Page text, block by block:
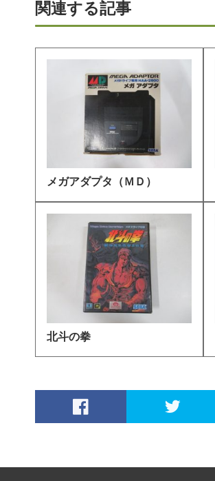
関連する記事
メガアダプタ（ＭＤ）
北斗の拳